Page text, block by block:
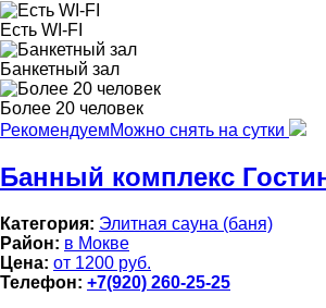
Есть WI-FI
Банкетный зал
Более 20 человек
РекомендуемМожно снять на сутки
Банный комплекс
Категория: Элитная сауна (баня)
Район: в Мокве
Цена: от 1200 руб.
Телефон: +7(920) 260-25-25